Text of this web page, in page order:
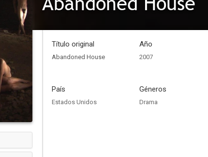
Título original
Abandoned House
Año
2007
País
Estados Unidos
Géneros
Drama